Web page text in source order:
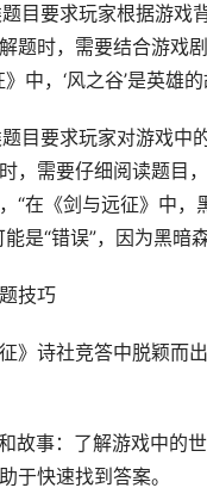
目要求玩家根据游戏
题时，需要结合游戏剧
中，‘风之谷’是英雄
目要求玩家对游戏中
，需要仔细阅读题目
“在《剑与远征》中，
是“错误”，因为黑暗
技巧
》诗社竞答中脱颖而
故事：了解游戏中的
于快速找到答案。